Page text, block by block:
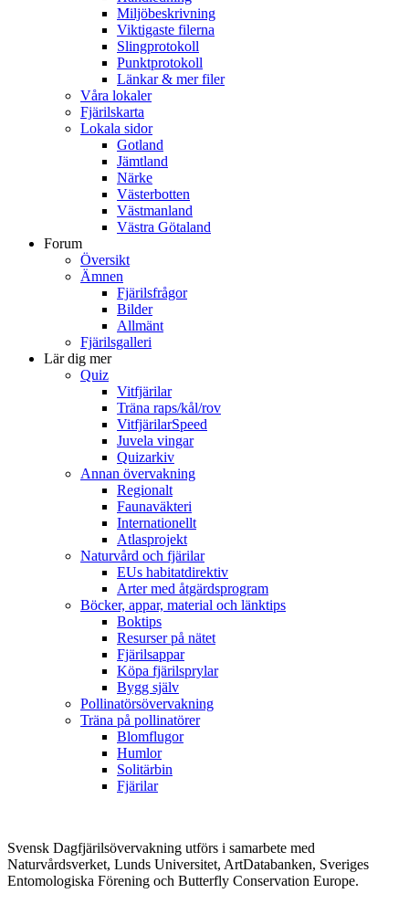
Miljöbeskrivning
Viktigaste filerna
Slingprotokoll
Punktprotokoll
Länkar & mer filer
Våra lokaler
Fjärilskarta
Lokala sidor
Gotland
Jämtland
Närke
Västerbotten
Västmanland
Västra Götaland
Forum
Översikt
Ämnen
Fjärilsfrågor
Bilder
Allmänt
Fjärilsgalleri
Lär dig mer
Quiz
Vitfjärilar
Träna raps/kål/rov
VitfjärilarSpeed
Juvela vingar
Quizarkiv
Annan övervakning
Regionalt
Faunaväkteri
Internationellt
Atlasprojekt
Naturvård och fjärilar
EUs habitatdirektiv
Arter med åtgärdsprogram
Böcker, appar, material och länktips
Boktips
Resurser på nätet
Fjärilsappar
Köpa fjärilsprylar
Bygg själv
Pollinatörsövervakning
Träna på pollinatörer
Blomflugor
Humlor
Solitärbin
Fjärilar
Svensk Dagfjärilsövervakning utförs i samarbete med
Naturvårdsverket, Lunds Universitet, ArtDatabanken, Sveriges
Entomologiska Förening och Butterfly Conservation Europe.